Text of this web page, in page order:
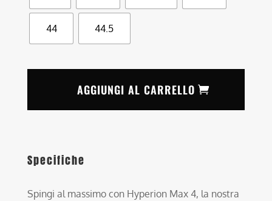
44 44.5
AGGIUNGI AL CARRELLO
Specifiche
Spingi al massimo con Hyperion Max 4, la nostra